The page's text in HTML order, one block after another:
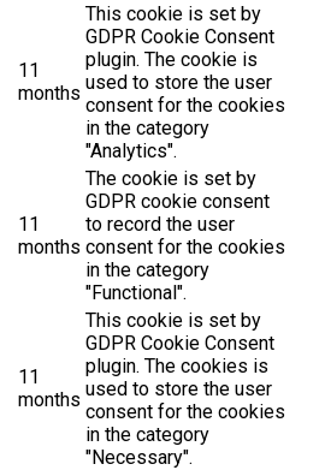
11
months
This cookie is set by
GDPR Cookie Consent
plugin. The cookie is
used to store the user
consent for the cookies
in the category
"Analytics".
11
months
The cookie is set by
GDPR cookie consent
to record the user
consent for the cookies
in the category
"Functional".
11
months
This cookie is set by
GDPR Cookie Consent
plugin. The cookies is
used to store the user
consent for the cookies
in the category
"Necessary".